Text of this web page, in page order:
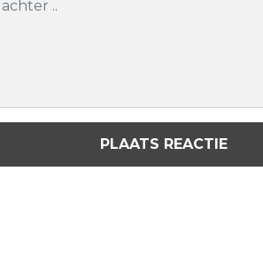
PLAATS REACTIE